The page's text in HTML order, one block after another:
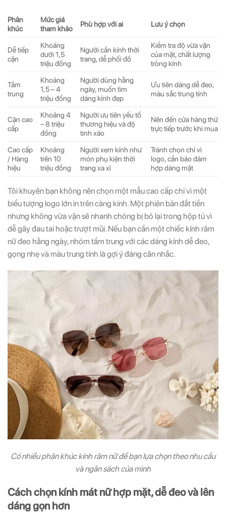
Phân
khúc
Mức giá
tham khảo
Phù hợp với ai Lưu ý chọn
Dễ tiếp
cận
Khoảng
dưới 1,5
triệu đồng
Người cần kính thời
trang, dễ phối đồ
Kiểm tra độ vừa vặn
của mặt, chất lượng
tròng kính
Tầm
trung
Khoảng
1,5 – 4
triệu đồng
Người dùng hằng
ngày, muốn tìm
dáng kính đẹp
Ưu tiên dáng dễ đeo,
màu sắc trung tính
Cận cao
cấp
Khoảng 4
– 8 triệu
đồng
Người ưu tiên yếu tố
thương hiệu và độ
tinh xảo
Nên đến cửa hàng thử
trực tiếp trước khi mua
Cao cấp
/ Hàng
hiệu
Khoảng
trên 10
triệu đồng
Người xem kính như
món phụ kiện thời
trang xa xỉ
Tránh chọn chỉ vì
logo, cần bảo đảm
hợp dáng mặt
Tôi khuyên bạn không nên chọn một mẫu cao cấp chỉ vì một
biểu tượng logo lớn in trên càng kính. Một phiên bản đắt tiền
nhưng không vừa vặn sẽ nhanh chóng bị bỏ lại trong hộp tủ vì
dễ gây đau tai hoặc trượt mũi. Nếu bạn cần một chiếc kính râm
nữ đeo hằng ngày, nhóm tầm trung với các dáng kính dễ đeo,
gọng nhẹ và màu trung tính là gợi ý đáng cân nhắc.
Có nhiều phân khúc kính râm nữ để bạn lựa chọn theo nhu cầu
và ngân sách của mình
Cách chọn kính mát nữ hợp mặt, dễ đeo và lên
dáng gọn hơn